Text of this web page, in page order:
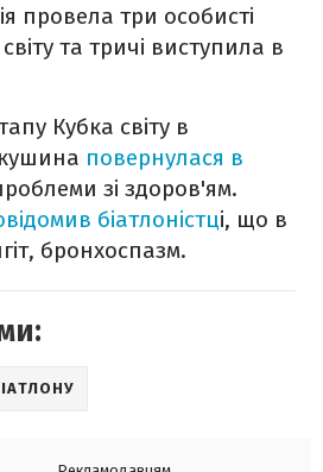
провела три особисті
та тричі виступила в
Кубка світу в
повернулася в
зі здоров'ям.
біатлоністці, що в
бронхоспазм.